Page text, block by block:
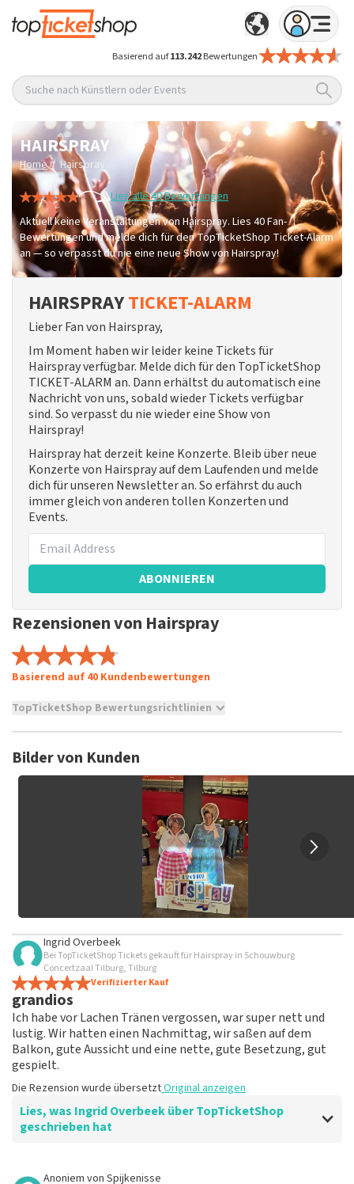
Basierend auf113.242Bewertungen
Suche nach Künstlern oder Events
HAIRSPRAY
Home / Hairspray
Lies alle 40 Bewertungen
Aktuell keine Veranstaltungen von Hairspray. Lies 40 Fan-
Bewertungen und melde dich für den TopTicketShop Ticket-Alarm
an — so verpasst du nie eine neue Show von Hairspray!
HAIRSPRAYTICKET-ALARM
Lieber Fan von Hairspray,
Im Moment haben wir leider keine Tickets für
Hairspray verfügbar. Melde dich für den TopTicketShop
TICKET-ALARM an. Dann erhältst du automatisch eine
Nachricht von uns, sobald wieder Tickets verfügbar
sind. So verpasst du nie wieder eine Show von
Hairspray!
Hairspray hat derzeit keine Konzerte. Bleib über neue
Konzerte von Hairspray auf dem Laufenden und melde
dich für unseren Newsletter an. So erfährst du auch
immer gleich von anderen tollen Konzerten und
Events.
ABONNIEREN
Rezensionen von Hairspray
Basierend auf 40 Kundenbewertungen
TopTicketShop Bewertungsrichtlinien
Es ist nicht möglich, eine Bewertung abzugeben, wenn du
beleidigender Sprache und/oder falschen Angaben werden
nicht veröffentlicht. Es kann einige Wochen dauern, bis eine
Bewertung veröffentlicht wird.
Bilder von Kunden
Ingrid Overbeek
Bei TopTicketShop Tickets gekauft für Hairspray in Schouwburg
Concertzaal Tilburg, Tilburg
Verifizierter Kauf
grandios
Ich habe vor Lachen Tränen vergossen, war super nett und
lustig. Wir hatten einen Nachmittag, wir saßen auf dem
Balkon, gute Aussicht und eine nette, gute Besetzung, gut
gespielt.
Die Rezension wurde übersetztOriginal anzeigen
Lies, was Ingrid Overbeek über TopTicketShop
geschrieben hat
Bewertung von Ingrid Overbeek über
Anoniem von Spijkenisse